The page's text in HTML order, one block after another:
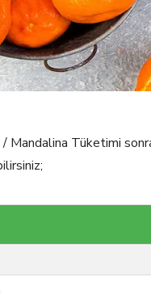
Mandalina Tüketimi